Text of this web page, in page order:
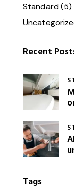
Standard(5)
Recent
Tags